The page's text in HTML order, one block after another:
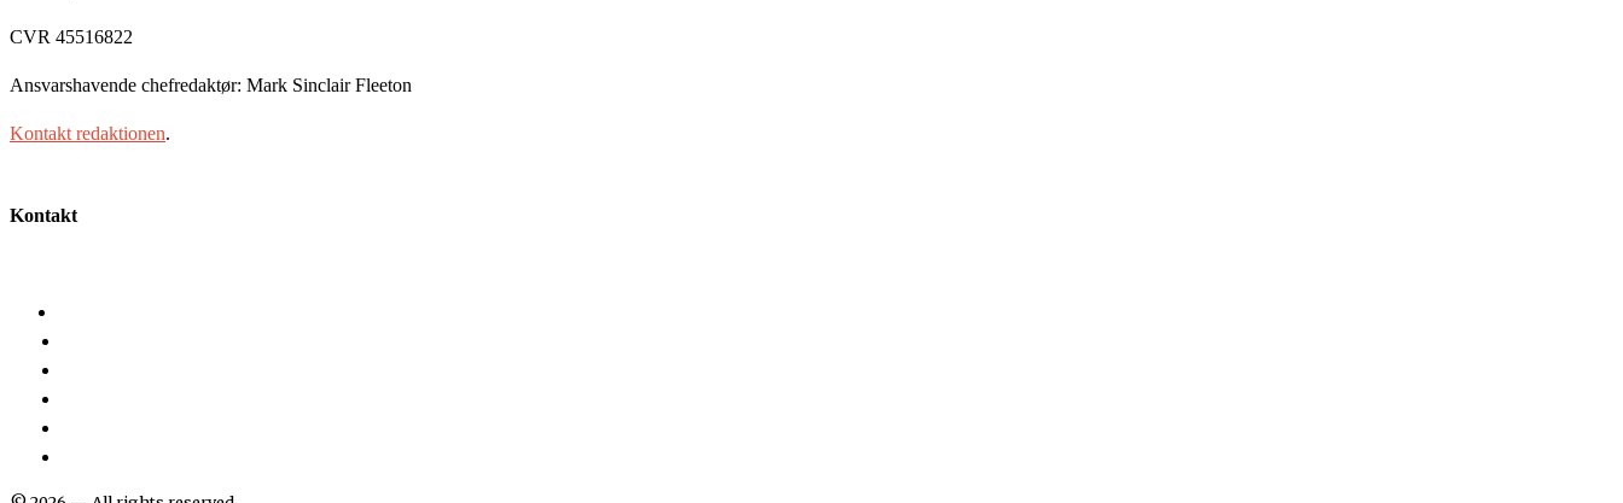
CVR 45516822
Ansvarshavende chefredaktør: Mark Sinclair Fleeton
Kontakt redaktionen.
Kontakt